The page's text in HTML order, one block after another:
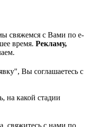
свяжемся с Вами по e-
время. Рекламу,
Вы соглашаетесь с
на какой стадии
свяжитесь с нами по